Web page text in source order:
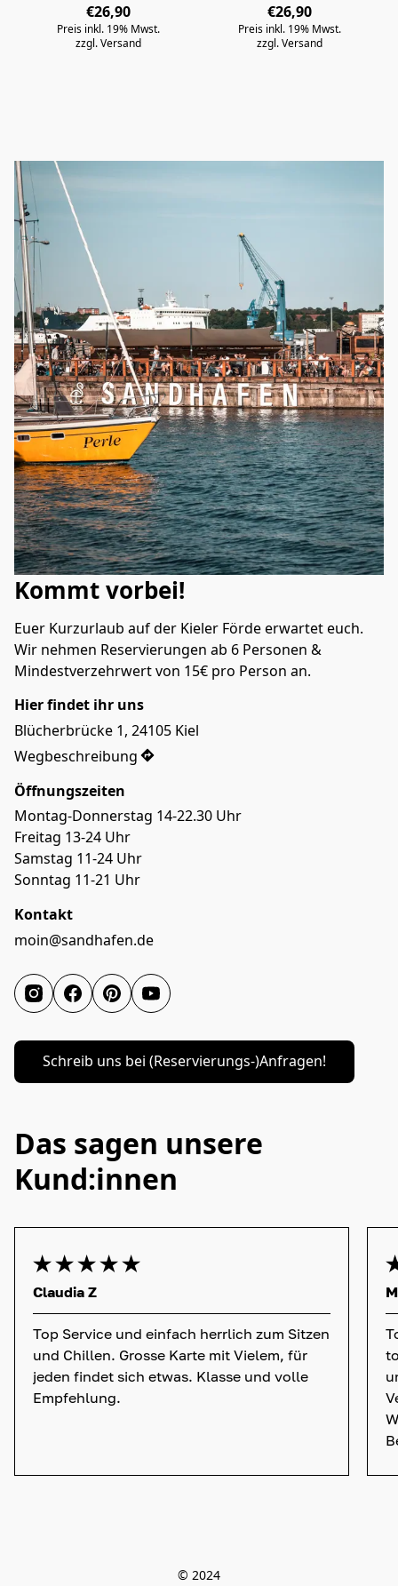
€26,90
Preis inkl. 19% Mwst.
zzgl. Versand
€26,90
Preis inkl. 19% Mwst.
zzgl. Versand
Kommt vorbei!
Euer Kurzurlaub auf der Kieler Förde erwartet euch.
Wir nehmen Reservierungen ab 6 Personen &
Mindestverzehrwert von 15€ pro Person an.
Hier findet ihr uns
Blücherbrücke 1, 24105 Kiel
Wegbeschreibung
Öffnungszeiten
Montag-Donnerstag 14-22.30 Uhr
Freitag 13-24 Uhr
Samstag 11-24 Uhr
Sonntag 11-21 Uhr
Kontakt
moin@sandhafen.de
Schreib uns bei (Reservierungs-)Anfragen!
Das sagen unsere
Kund:innen
Claudia Z
Top Service und einfach herrlich zum Sitzen
und Chillen. Grosse Karte mit Vielem, für
jeden findet sich etwas. Klasse und volle
Empfehlung.
© 2024